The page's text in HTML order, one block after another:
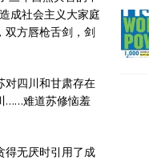
成社会主义大家庭
双方唇枪舌剑，剑
对四川和甘肃存在
……难道苏修恼羞
得无厌时引用了成